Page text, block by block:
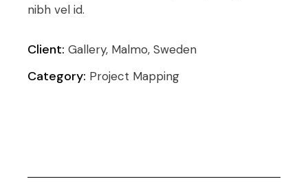
nibh vel id.
Client: Gallery, Malmo, Sweden
Category: Project Mapping